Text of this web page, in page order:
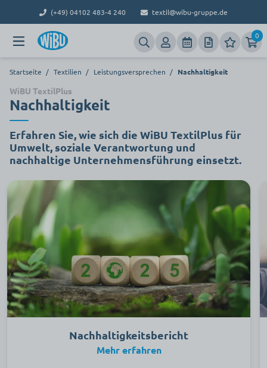
(+49) 04102 483-4 240 textil@wibu-gruppe.de
0
Startseite / Textilien / Leistungsversprechen / Nachhaltigkeit
WiBU TextilPlus
Nachhaltigkeit
Erfahren Sie, wie sich die WiBU TextilPlus für
Umwelt, soziale Verantwortung und
nachhaltige Unternehmensführung einsetzt.
Nachhaltigkeitsbericht
Mehr erfahren